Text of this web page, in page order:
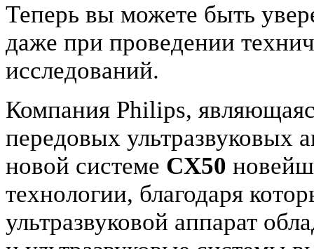
Теперь вы можете быть
даже при проведении
исследований.
Компания Philips,
передовых ультразвуковых
новой системе CX50
технологии, благодаря
ультразвуковой аппарат